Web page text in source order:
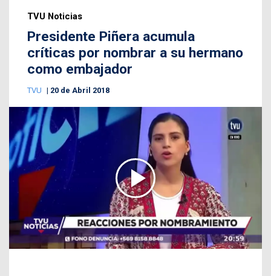
TVU Noticias
Presidente Piñera acumula
críticas por nombrar a su hermano
como embajador
TVU 20 de Abril 2018